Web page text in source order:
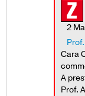
2
Cara
A
Prof.